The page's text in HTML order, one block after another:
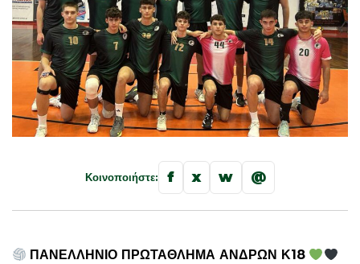
Κοινοποιήστε: f x w @
ΠΑΝΕΛΛΗΝΙΟ ΠΡΩΤΑΘΛΗΜΑ ΑΝΔΡΩΝ Κ18